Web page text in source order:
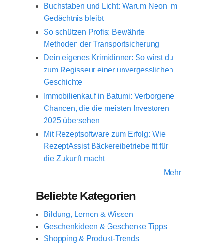
Buchstaben und Licht: Warum Neon im
Gedächtnis bleibt
So schützen Profis: Bewährte
Methoden der Transportsicherung
Dein eigenes Krimidinner: So wirst du
zum Regisseur einer unvergesslichen
Geschichte
Immobilienkauf in Batumi: Verborgene
Chancen, die die meisten Investoren
2025 übersehen
Mit Rezeptsoftware zum Erfolg: Wie
RezeptAssist Bäckereibetriebe fit für
die Zukunft macht
Mehr
Beliebte Kategorien
Bildung, Lernen & Wissen
Geschenkideen & Geschenke Tipps
Shopping & Produkt-Trends